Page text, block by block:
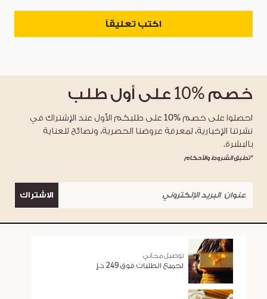
اكتب تعليقاً
خصم %10 على أول طلب
احصلوا على خصم %10 على طلبكم الأول عند الإشتراك في
نشرتنا الإخبارية، لمعرفة عروضنا الحصرية، ونصائح للعناية
بالبشرة.
*تطبق الشروط والأحكام
الاشتراك
توصيل مجاني
لجميع الطلبات فوق 249 د.إ